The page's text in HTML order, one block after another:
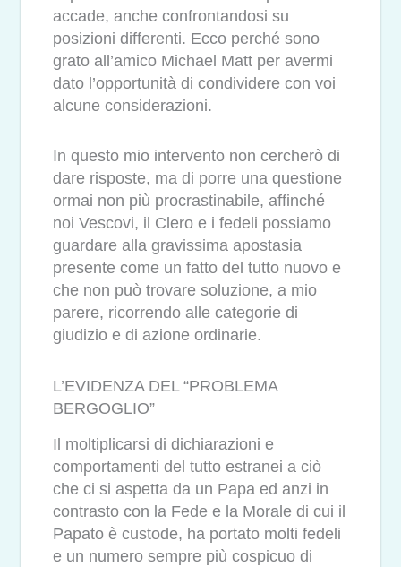
accade, anche confrontandosi su
posizioni differenti. Ecco perché sono
grato all’amico Michael Matt per avermi
dato l’opportunità di condividere con voi
alcune considerazioni.
In questo mio intervento non cercherò di
dare risposte, ma di porre una questione
ormai non più procrastinabile, affinché
noi Vescovi, il Clero e i fedeli possiamo
guardare alla gravissima apostasia
presente come un fatto del tutto nuovo e
che non può trovare soluzione, a mio
parere, ricorrendo alle categorie di
giudizio e di azione ordinarie.
L’EVIDENZA DEL “PROBLEMA
BERGOGLIO”
Il moltiplicarsi di dichiarazioni e
comportamenti del tutto estranei a ciò
che ci si aspetta da un Papa ed anzi in
contrasto con la Fede e la Morale di cui il
Papato è custode, ha portato molti fedeli
e un numero sempre più cospicuo di